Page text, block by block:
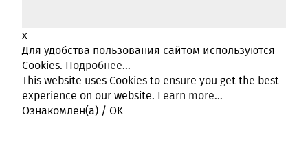
x
Для удобства пользования сайтом используются
Cookies. Подробнее...
This website uses Cookies to ensure you get the best
experience on our website. Learn more...
Ознакомлен(а) / OK